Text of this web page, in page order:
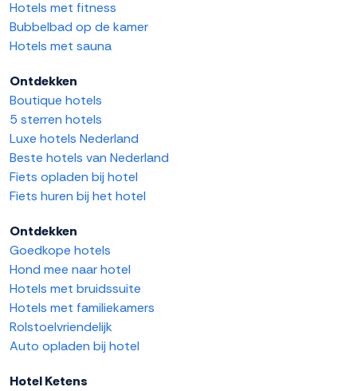
Hotels met fitness
Bubbelbad op de kamer
Hotels met sauna
Ontdekken
Boutique hotels
5 sterren hotels
Luxe hotels Nederland
Beste hotels van Nederland
Fiets opladen bij hotel
Fiets huren bij het hotel
Ontdekken
Goedkope hotels
Hond mee naar hotel
Hotels met bruidssuite
Hotels met familiekamers
Rolstoelvriendelijk
Auto opladen bij hotel
Hotel Ketens